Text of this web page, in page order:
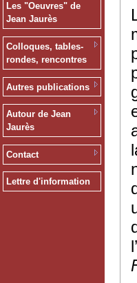
Les "Oeuvres" de
Jean Jaurès
Colloques, tables-
rondes, rencontres
Autres publications
Autour de Jean
Jaurès
Contact
Lettre d'information